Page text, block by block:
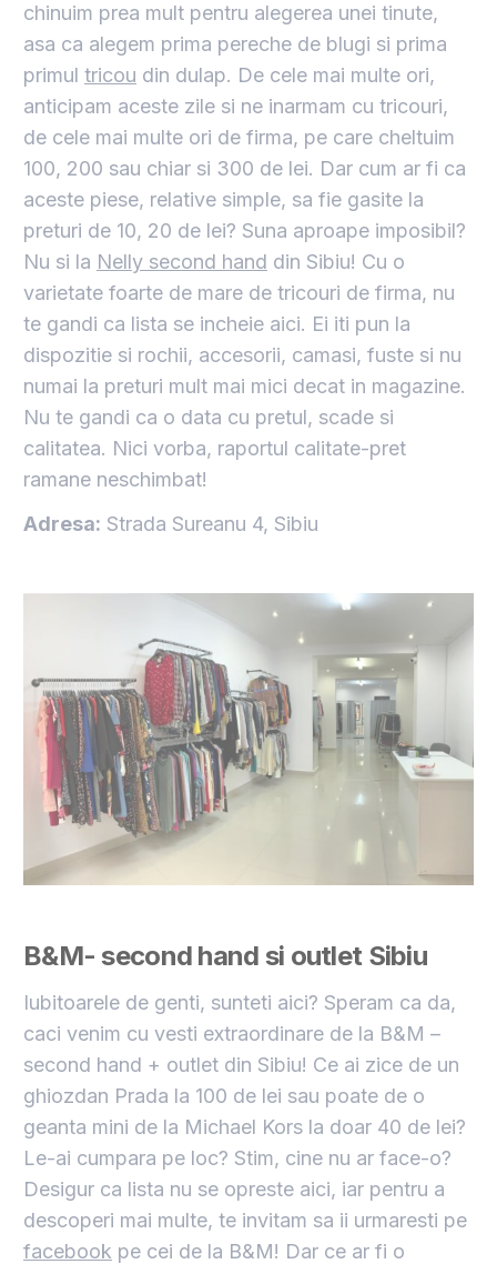
chinuim prea mult pentru alegerea unei tinute,
asa ca alegem prima pereche de blugi si prima
primul tricou din dulap. De cele mai multe ori,
anticipam aceste zile si ne inarmam cu tricouri,
de cele mai multe ori de firma, pe care cheltuim
100, 200 sau chiar si 300 de lei. Dar cum ar fi ca
aceste piese, relative simple, sa fie gasite la
preturi de 10, 20 de lei? Suna aproape imposibil?
Nu si la Nelly second hand din Sibiu! Cu o
varietate foarte de mare de tricouri de firma, nu
te gandi ca lista se incheie aici. Ei iti pun la
dispozitie si rochii, accesorii, camasi, fuste si nu
numai la preturi mult mai mici decat in magazine.
Nu te gandi ca o data cu pretul, scade si
calitatea. Nici vorba, raportul calitate-pret
ramane neschimbat!
Adresa: Strada Sureanu 4, Sibiu
B&M- second hand si outlet Sibiu
Iubitoarele de genti, sunteti aici? Speram ca da,
caci venim cu vesti extraordinare de la B&M –
second hand + outlet din Sibiu! Ce ai zice de un
ghiozdan Prada la 100 de lei sau poate de o
geanta mini de la Michael Kors la doar 40 de lei?
Le-ai cumpara pe loc? Stim, cine nu ar face-o?
Desigur ca lista nu se opreste aici, iar pentru a
descoperi mai multe, te invitam sa ii urmaresti pe
facebook pe cei de la B&M! Dar ce ar fi o